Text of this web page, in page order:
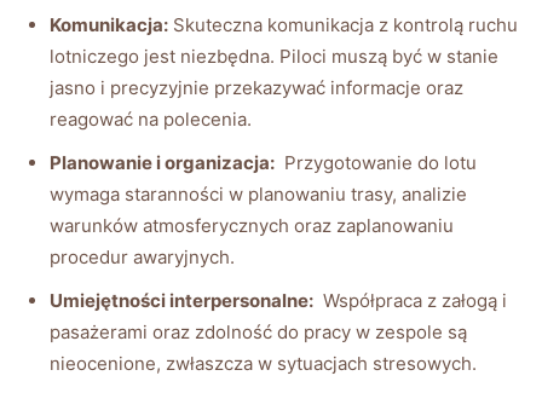
Komunikacja: ⁣Skuteczna komunikacja z kontrolą‍ ruchu
lotniczego jest niezbędna. Piloci⁣ muszą być w stanie
jasno i‍ precyzyjnie przekazywać⁣ informacje ⁣oraz
reagować⁤ na ⁣polecenia.
Planowanie i organizacja: ⁤ Przygotowanie do lotu‍
wymaga staranności w planowaniu trasy, ⁢analizie
warunków ⁢atmosferycznych⁢ oraz zaplanowaniu
procedur awaryjnych.
Umiejętności interpersonalne: ⁤ Współpraca z​ załogą i
⁢pasażerami oraz zdolność do pracy w zespole są
nieocenione, ‌zwłaszcza w sytuacjach stresowych.